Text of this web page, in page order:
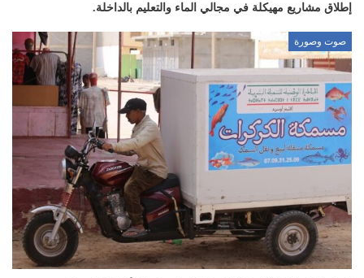
إطلاق مشاريع مهيكلة في مجالي الماء والتعليم بالداخلة.
صوت وصورة